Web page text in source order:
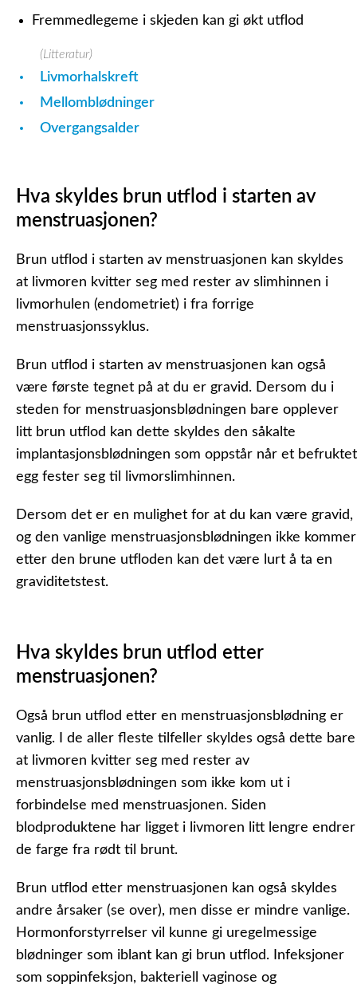
Fremmedlegeme i skjeden kan gi økt utflod
(Litteratur)
Livmorhalskreft
Mellomblødninger
Overgangsalder
Hva skyldes brun utflod i starten av
menstruasjonen?
Brun utflod i starten av menstruasjonen kan skyldes
at livmoren kvitter seg med rester av slimhinnen i
livmorhulen (endometriet) i fra forrige
menstruasjonssyklus.
Brun utflod i starten av menstruasjonen kan også
være første tegnet på at du er gravid. Dersom du i
steden for menstruasjonsblødningen bare opplever
litt brun utflod kan dette skyldes den såkalte
implantasjonsblødningen som oppstår når et befruktet
egg fester seg til livmorslimhinnen.
Dersom det er en mulighet for at du kan være gravid,
og den vanlige menstruasjonsblødningen ikke kommer
etter den brune utfloden kan det være lurt å ta en
graviditetstest.
Hva skyldes brun utflod etter
menstruasjonen?
Også brun utflod etter en menstruasjonsblødning er
vanlig. I de aller fleste tilfeller skyldes også dette bare
at livmoren kvitter seg med rester av
menstruasjonsblødningen som ikke kom ut i
forbindelse med menstruasjonen. Siden
blodproduktene har ligget i livmoren litt lengre endrer
de farge fra rødt til brunt.
Brun utflod etter menstruasjonen kan også skyldes
andre årsaker (se over), men disse er mindre vanlige.
Hormonforstyrrelser vil kunne gi uregelmessige
blødninger som iblant kan gi brun utflod. Infeksjoner
som soppinfeksjon, bakteriell vaginose og